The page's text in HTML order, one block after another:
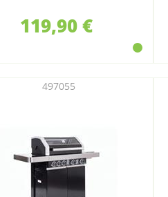
119,90 €
497055